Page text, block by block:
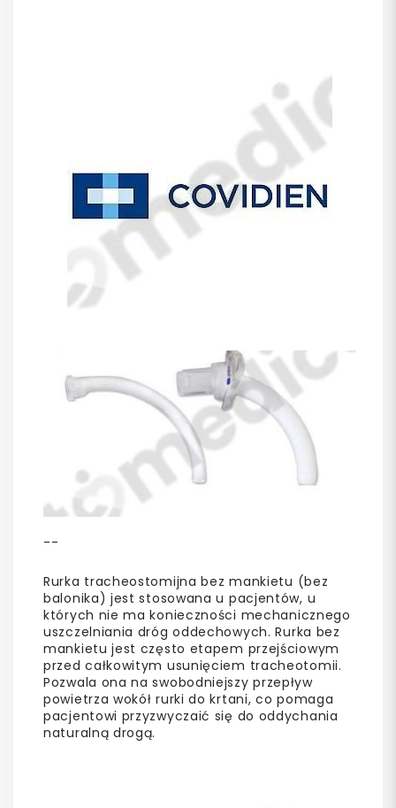
--
Rurka tracheostomijna bez mankietu (bez
balonika) jest stosowana u pacjentów, u
których nie ma konieczności mechanicznego
uszczelniania dróg oddechowych. Rurka bez
mankietu jest często etapem przejściowym
przed całkowitym usunięciem tracheotomii.
Pozwala ona na swobodniejszy przepływ
powietrza wokół rurki do krtani, co pomaga
pacjentowi przyzwyczaić się do oddychania
naturalną drogą.